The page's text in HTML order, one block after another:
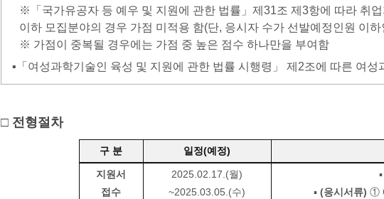
※「국가유공자 등 예우 및 지원에 관한 법률」제31조 제3항에 따라 취
이하 모집분야의 경우 가점 미적용 함(단, 응시자 수가 선발예정인원 이
※ 가점이 중복될 경우에는 가점 중 높은 점수 하나만을 부여함
▪「여성과학기술인 육성 및 지원에 관한 법률 시행령」 제2조에 따른 여성
□ 전형절차
구 분 일정(예정)
지원서
접수
2025.02.17.(월)
~2025.03.05.(수)
▪
▪ (응시서류) ①